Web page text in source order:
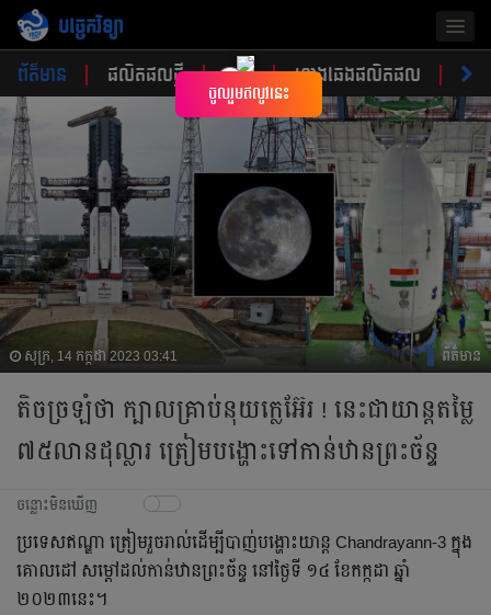
បច្ចេកវិទ្យា
ព័ត៌មាន ផលិតផលថ្មី គន្លឹះ ហាងឆេងផលិតផល ចំណ
សុក្រ, 14 កក្កដា 2023 03:41 ព័ត៌មាន
តិចច្រឡំថា ក្បាលគ្រាប់នុយក្លេអ៊ែរ ! នេះជាយាន្តតម្លៃ
៧៥លានដុល្លារ ត្រៀមបង្ហោះទៅកាន់ឋានព្រះច័ន្ទ
ចន្លោះមិនឃើញ
ប្រទេសឥណ្ឌា ត្រៀមរួចរាល់ដើម្បីបាញ់បង្ហោះយាន្ត Chandrayann-3 ក្នុង
គោលដៅ សម្តៅដល់កាន់ឋានព្រះច័ន្ទ នៅថ្ងៃទី ១៤ ខែកក្កដា ឆ្នាំ
២០២៣នេះ។
×
ចូលរួមឥលូវនេះ